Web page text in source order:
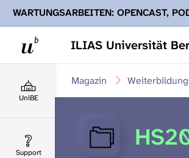
ILIAS Universität
WARTUNGSARBEITEN: OPENCAST,
Ihnen Podcasts, Opencast-Videos und
UniBE
Support
Magazin